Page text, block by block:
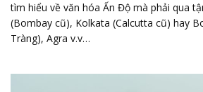
tìm hiểu về văn hóa Ấn Độ mà phải qua
(Bombay cũ), Kolkata (Calcutta cũ) hay
Tràng), Agra v.v…